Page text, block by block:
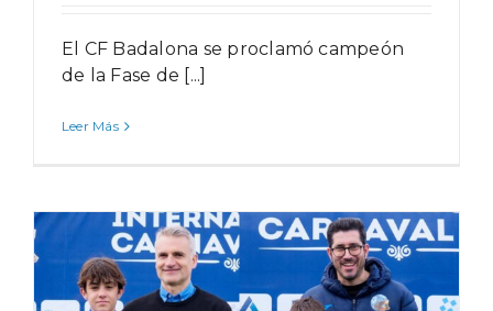
El CF Badalona se proclamó campeón
de la Fase de [...]
Leer Más